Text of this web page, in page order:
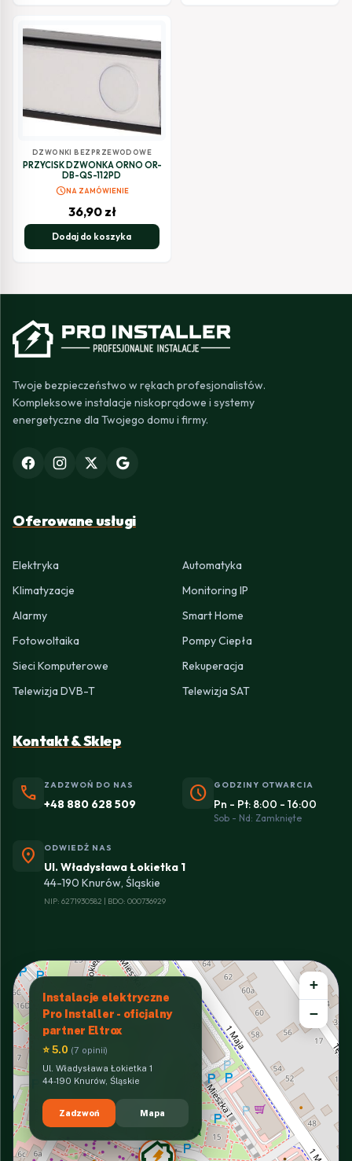
DZWONKI BEZPRZEWODOWE
PRZYCISK DZWONKA ORNO OR-
DB-QS-112PD
scheduleNA ZAMÓWIENIE
36,90 zł
Dodaj do koszyka
Twoje bezpieczeństwo w rękach profesjonalistów.
Kompleksowe instalacje niskoprądowe i systemy
energetyczne dla Twojego domu i firmy.
Oferowane usługi
Elektryka
Automatyka
Klimatyzacje
Monitoring IP
Alarmy
Smart Home
Fotowoltaika
Pompy Ciepła
Sieci Komputerowe
Rekuperacja
Telewizja DVB-T
Telewizja SAT
Kontakt & Sklep
phone ZADZWOŃ DO NAS
+48 880 628 509 schedule GODZINY OTWARCIA
Pn - Pt: 8:00 - 16:00
Sob - Nd: Zamknięte
location_on ODWIEDŹ NAS
Ul. Władysława Łokietka 1
44-190 Knurów, Śląskie
NIP: 6271930582 | BDO: 000736929
Instalacje elektryczne
Pro Installer - oficjalny
partner Eltrox
⭐ 5.0 (7 opinii)
Ul. Władysława Łokietka 1
44-190 Knurów, Śląskie
Zadzwoń Mapa
+
−